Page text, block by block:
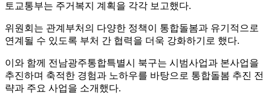
토교통부는 주거복지 계획을 각각 보고했다.
위원회는 관계부처의 다양한 정책이 통합돌봄과 유기적으로
연계될 수 있도록 부처 간 협력을 더욱 강화하기로 했다.
이와 함께 전남광주통합특별시 북구는 시범사업과 본사업을
추진하며 축적한 경험과 노하우를 바탕으로 통합돌봄 추진 전
략과 주요 사업을 소개했다.